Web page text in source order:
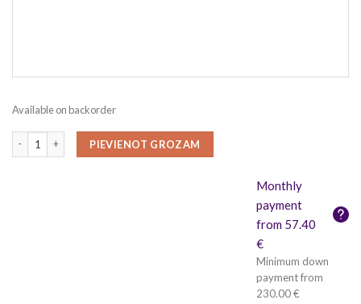
Available on backorder
PIEVIENOT GROZAM
Monthly
payment
from 57.40
€
Minimum down
payment from
230.00 €